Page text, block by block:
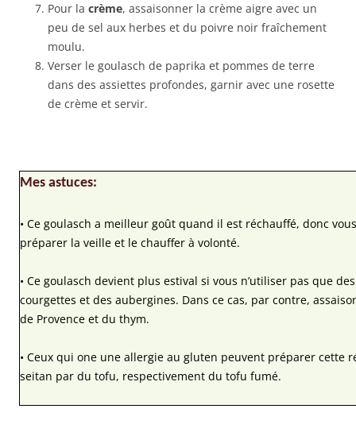
Pour la crème, assaisonner la crème aigre avec un
peu de sel aux herbes et du poivre noir fraîchement
moulu.
Verser le goulasch de paprika et pommes de terre
dans des assiettes profondes, garnir avec une rosette
de crème et servir.
Mes astuces:
• Ce goulasch a meilleur goût quand il est réchauffé, donc
préparer la veille et le chauffer à volonté.
• Ce goulasch devient plus estival si vous n’utiliser pas que
courgettes et des aubergines. Dans ce cas, par contre,
de Provence et du thym.
• Ceux qui one une allergie au gluten peuvent préparer cette
seitan par du tofu, respectivement du tofu fumé.